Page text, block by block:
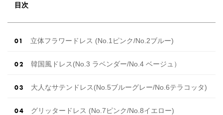
目次
立体フラワードレス (No.1ピンク/No.2ブルー)
韓国風ドレス(No.3 ラベンダー/No.4 ベージュ）
大人なサテンドレス(No.5ブルーグレー/No.6テラコッタ)
グリッタードレス (No.7ピンク/No.8イエロー)